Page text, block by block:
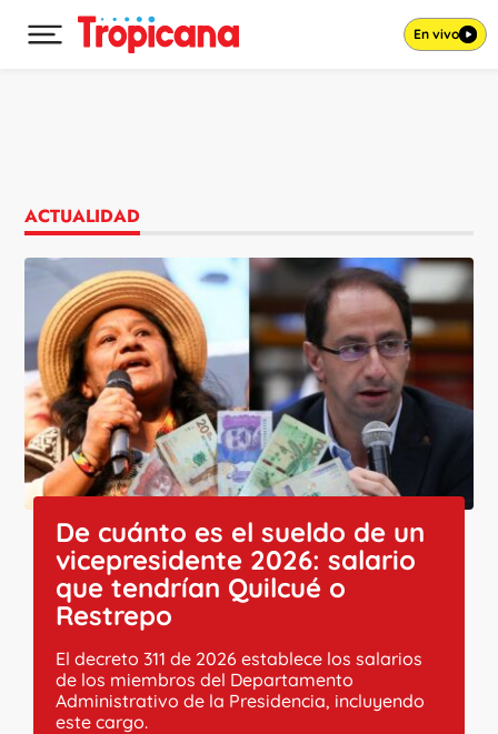
Desplegar menú principal En vivo
ACTUALIDAD
De cuánto es el sueldo de un
vicepresidente 2026: salario
que tendrían Quilcué o
Restrepo
El decreto 311 de 2026 establece los salarios
de los miembros del Departamento
Administrativo de la Presidencia, incluyendo
este cargo.